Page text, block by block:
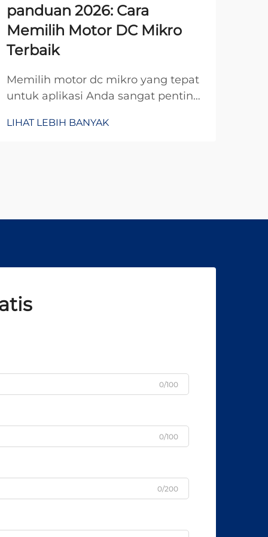
panduan 2026: Cara
Memilih Motor DC Mikro
Terbaik
Memilih motor dc mikro yang tepat
untuk aplikasi Anda sangat penting
keandalan optimal dalam
LIHAT LEBIH BANYAK
0/100
0/100
0/200